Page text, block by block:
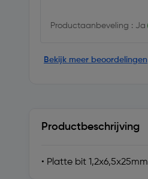
Productaanbeveling : Ja
Bekijk meer beoordelingen
Productbeschrijving
• Platte bit 1,2x6,5x25mm